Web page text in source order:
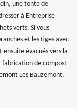
une tonte de
à Entreprise
verts. Si vous
et les tiges avec
évacués vers la
fabrication de compost
Les Bauzemont,